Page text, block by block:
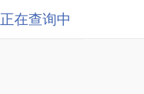
正在查询中